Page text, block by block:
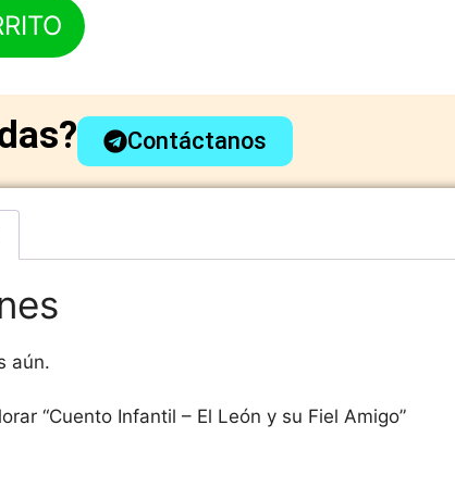
Contáctanos
aún.
“Cuento Infantil – El León y su Fiel Amigo”